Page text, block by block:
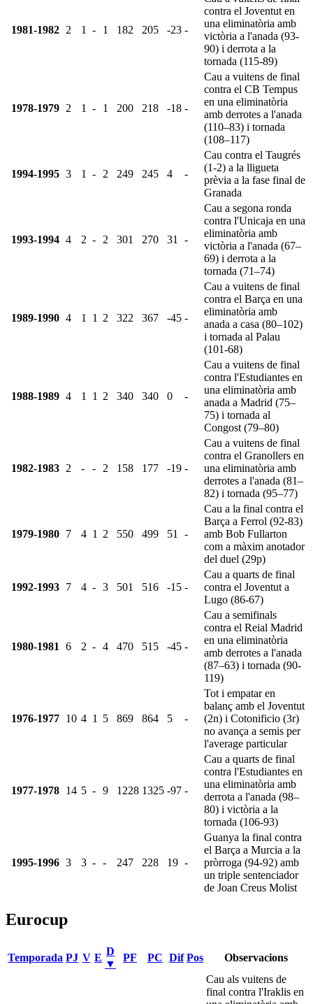
1981-1982 2 1 - 1 182 205 -23 -
contra el Joventut en
una eliminatòria amb
victòria a l'anada (93-
90) i derrota a la
tornada (115-89)
1978-1979 2 1 - 1 200 218 -18 -
Cau a vuitens de final
contra el CB Tempus
en una eliminatòria
amb derrotes a l'anada
(110–83) i tornada
(108–117)
1994-1995 3 1 - 2 249 245 4 -
Cau contra el Taugrés
(1-2) a la lligueta
prèvia a la fase final de
Granada
1993-1994 4 2 - 2 301 270 31 -
Cau a segona ronda
contra l'Unicaja en una
eliminatòria amb
victòria a l'anada (67–
69) i derrota a la
tornada (71–74)
1989-1990 4 1 1 2 322 367 -45 -
Cau a vuitens de final
contra el Barça en una
eliminatòria amb
anada a casa (80–102)
i tornada al Palau
(101-68)
1988-1989 4 1 1 2 340 340 0 -
Cau a vuitens de final
contra l'Estudiantes en
una eliminatòria amb
anada a Madrid (75–
75) i tornada al
Congost (79–80)
1982-1983 2 - - 2 158 177 -19 -
Cau a vuitens de final
contra el Granollers en
una eliminatòria amb
derrotes a l'anada (81–
82) i tornada (95–77)
1979-1980 7 4 1 2 550 499 51 -
Cau a la final contra el
Barça a Ferrol (92-83)
amb Bob Fullarton
com a màxim anotador
del duel (29p)
1992-1993 7 4 - 3 501 516 -15 -
Cau a quarts de final
contra el Joventut a
Lugo (86-67)
1980-1981 6 2 - 4 470 515 -45 -
Cau a semifinals
contra el Reial Madrid
en una eliminatòria
amb derrotes a l'anada
(87–63) i tornada (90-
119)
1976-1977 10 4 1 5 869 864 5 -
Tot i empatar en
balanç amb el Joventut
(2n) i Cotonificio (3r)
no avança a semis per
l'average particular
1977-1978 14 5 - 9 1228 1325 -97 -
Cau a quarts de final
contra l'Estudiantes en
una eliminatòria amb
derrota a l'anada (98–
80) i victòria a la
tornada (106-93)
1995-1996 3 3 - - 247 228 19 -
Guanya la final contra
el Barça a Murcia a la
pròrroga (94-92) amb
un triple sentenciador
de Joan Creus Molist
Eurocup
Temporada PJ V E
D
▼
PF PC Dif Pos Observacions
Cau als vuitens de
final contra l'Iraklis en